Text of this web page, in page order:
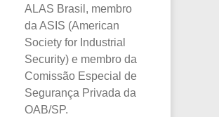
ALAS Brasil, membro
da ASIS (American
Society for Industrial
Security) e membro da
Comissão Especial de
Segurança Privada da
OAB/SP.